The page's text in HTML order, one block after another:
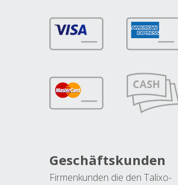
Geschäftskunden
Firmenkunden die den Talixo-